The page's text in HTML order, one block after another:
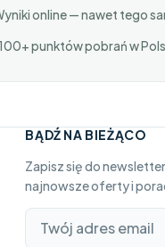
online — nawet tego
punktów pobrań w
BĄDŹ NA BIEŻĄCO
Zapisz się do
najnowsze oferty i